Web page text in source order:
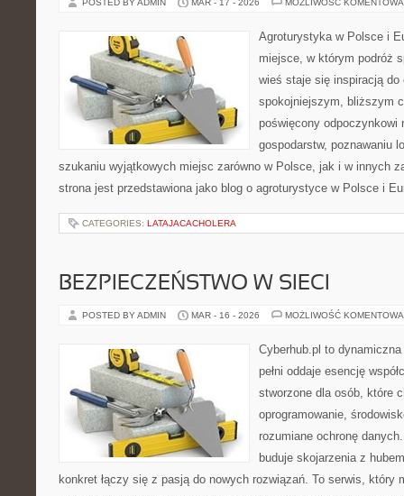
POSTED BY ADMIN MAR - 17 - 2026 MOŻLIWOŚĆ
Agroturystyka w Polsce i
miejsce, w którym podróż
wieś staje się inspiracją do
spokojniejszym, bliższym
poświęcony odpoczynkowi
gospodarstw, poznawaniu
szukaniu wyjątkowych miejsc zarówno w Polsce, jak i w innych
strona jest przedstawiona jako blog o agroturystyce w Polsce i
CATEGORIES: LATAJACACHOLERA
BEZPIECZEŃSTWO W SIECI
POSTED BY ADMIN MAR - 16 - 2026 MOŻLIWOŚĆ
Cyberhub.pl to
pełni oddaje esencję
stworzone dla osób, które
oprogramowanie,
rozumiane ochronę
buduje skojarzenia z
konkret łączy się z pasją do nowych rozwiązań. To serwis, który